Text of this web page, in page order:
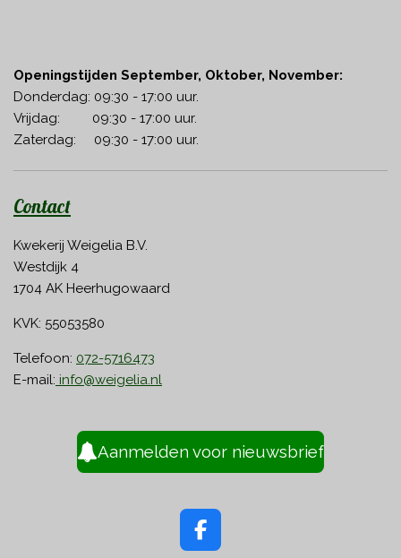
Openingstijden September, Oktober, November:
Donderdag: 09:30 - 17:00 uur.
Vrijdag: 09:30 - 17:00 uur.
Zaterdag: 09:30 - 17:00 uur.
Contact
Kwekerij Weigelia B.V.
Westdijk 4
1704 AK Heerhugowaard
KVK: 55053580
Telefoon: 072-5716473
E-mail: info@weigelia.nl
Aanmelden voor nieuwsbrief
F